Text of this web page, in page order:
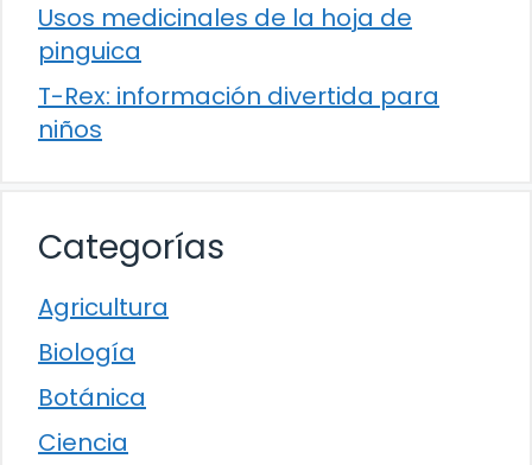
Usos medicinales de la hoja de
pinguica
T-Rex: información divertida para
niños
Categorías
Agricultura
Biología
Botánica
Ciencia